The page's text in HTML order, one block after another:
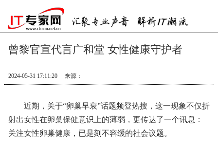
曾黎官宣代言广和堂 女性健康守护者
2024-05-31 17:11:20 来源：
近期，关于“卵巢早衰”话题频登热搜，这一现象不仅折
射出女性在卵巢保健意识上的薄弱，更传达了一个讯息：
关注女性卵巢健康，已是刻不容缓的社会议题。